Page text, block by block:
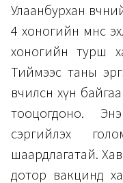
Улаанбурхан
4 хоногийн өмнөөс
хоногийн турш
Тиймээс таны
өвчилсөн хүн
тооцогдоно.
сэргийлэх
шаардлагатай.
дотор вакцинд